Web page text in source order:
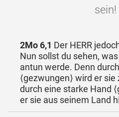
sein!
2Mo 6,1 Der HERR
Nun sollst du sehen,
antun werde. Denn
⟨gezwungen⟩ wird er sie
durch eine starke Hand
er sie aus seinem Land